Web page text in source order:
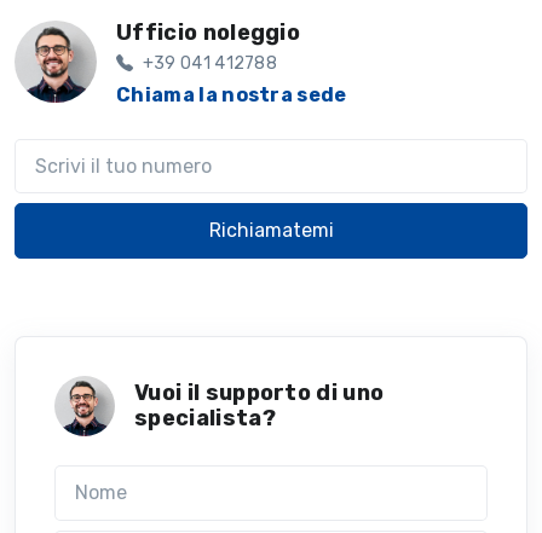
Ufficio noleggio
+39 041 412788
Chiama la nostra sede
Richiamatemi
Vuoi il supporto di uno
specialista?